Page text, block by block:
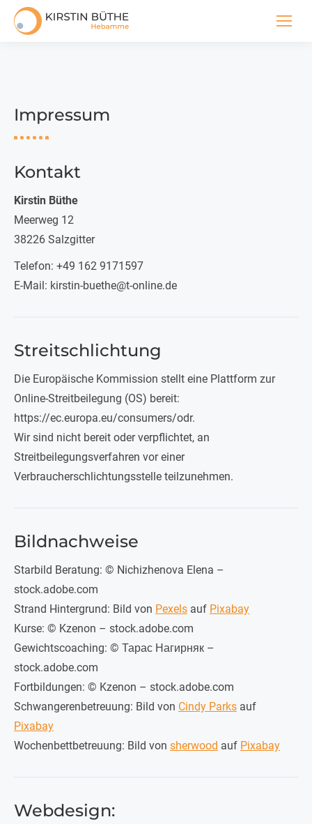
Impressum
Kontakt
Kirstin Büthe
Meerweg 12
38226 Salzgitter
Telefon: +49 162 9171597
E-Mail: kirstin-buethe@t-online.de
Streitschlichtung
Die Europäische Kommission stellt eine Plattform zur
Online-Streitbeilegung (OS) bereit:
https://ec.europa.eu/consumers/odr.
Wir sind nicht bereit oder verpflichtet, an
Streitbeilegungsverfahren vor einer
Verbraucherschlichtungsstelle teilzunehmen.
Bildnachweise
Starbild Beratung: © Nichizhenova Elena –
stock.adobe.com
Strand Hintergrund: Bild von Pexels auf Pixabay
Kurse: © Kzenon – stock.adobe.com
Gewichtscoaching: © Тарас Нагирняк –
stock.adobe.com
Fortbildungen: © Kzenon – stock.adobe.com
Schwangerenbetreuung: Bild von Cindy Parks auf
Pixabay
Wochenbettbetreuung: Bild von sherwood auf Pixabay
Webdesign: